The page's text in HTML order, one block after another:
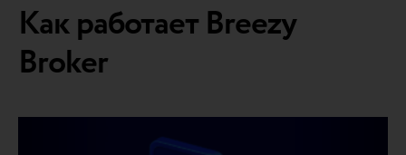
Как работает Breezy
Broker